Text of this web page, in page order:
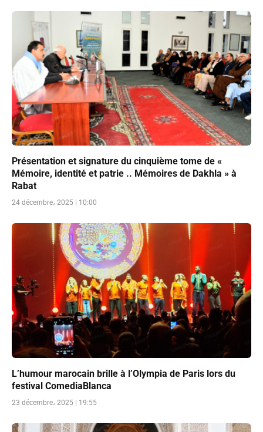
Présentation et signature du cinquième tome de «
Mémoire, identité et patrie .. Mémoires de Dakhla » à
Rabat
24 décembre، 2025 | 10:00
L’humour marocain brille à l’Olympia de Paris lors du
festival ComediaBlanca
23 décembre، 2025 | 19:55